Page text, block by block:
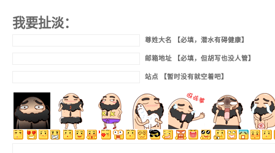
我要扯淡：
尊姓大名 【必填，潜水有碍健康】
邮箱地址 【必填，但胡写也没人管】
站点 【暂时没有就空着吧】